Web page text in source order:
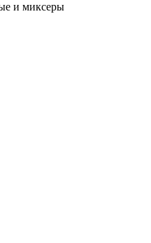
и миксеры